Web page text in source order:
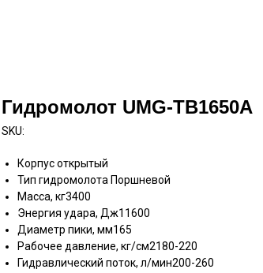
Гидромолот UMG-TB1650A
SKU:
Корпус открытый
Тип гидромолота Поршневой
Масса, кг3400
Энергия удара, Дж11600
Диаметр пики, мм165
Рабочее давление, кг/см2180-220
Гидравлический поток, л/мин200-260